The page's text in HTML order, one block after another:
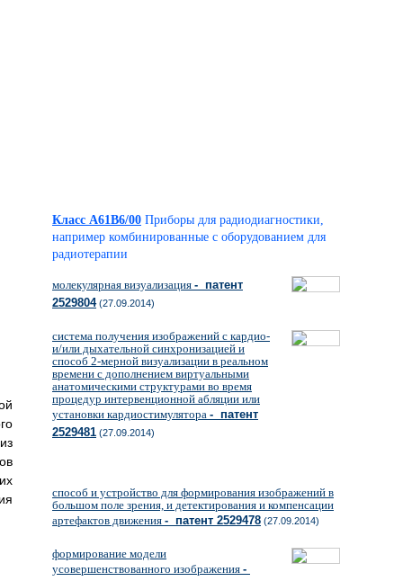
Класс A61B6/00 Приборы для радиодиагностики,
например комбинированные с оборудованием для
радиотерапии
молекулярная визуализация - патент
2529804(27.09.2014)
система получения изображений с кардио-
и/или дыхательной синхронизацией и
способ 2-мерной визуализации в реальном
времени с дополнением виртуальными
анатомическими структурами во время
процедур интервенционной абляции или
установки кардиостимулятора - патент
2529481 (27.09.2014)
способ и устройство для формирования изображений в
большом поле зрения, и детектирования и компенсации
артефактов движения - патент 2529478 (27.09.2014)
формирование модели
усовершенствованного изображения -